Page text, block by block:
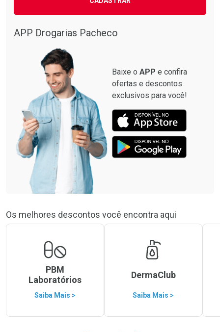
APP Drogarias Pacheco
Baixe o APP e confira
ofertas e descontos
exclusivos para você!
Os melhores descontos você encontra aqui
PBM
Laboratórios
Saiba Mais >
DermaClub
Saiba Mais >